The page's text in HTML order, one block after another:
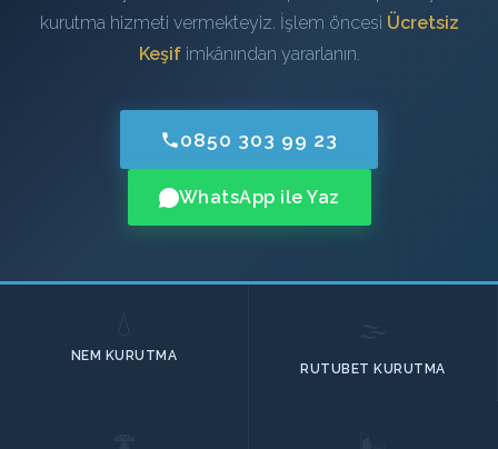
kurutma hizmeti vermekteyiz. İşlem öncesi Ücretsiz
Keşifimkânından yararlanın.
0850 303 99 23
WhatsApp ile Yaz
NEM KURUTMA
RUTUBET KURUTMA